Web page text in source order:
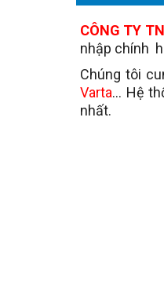
CÔNG TY
nhập chính
Chúng tôi
Varta... Hệ
nhất.